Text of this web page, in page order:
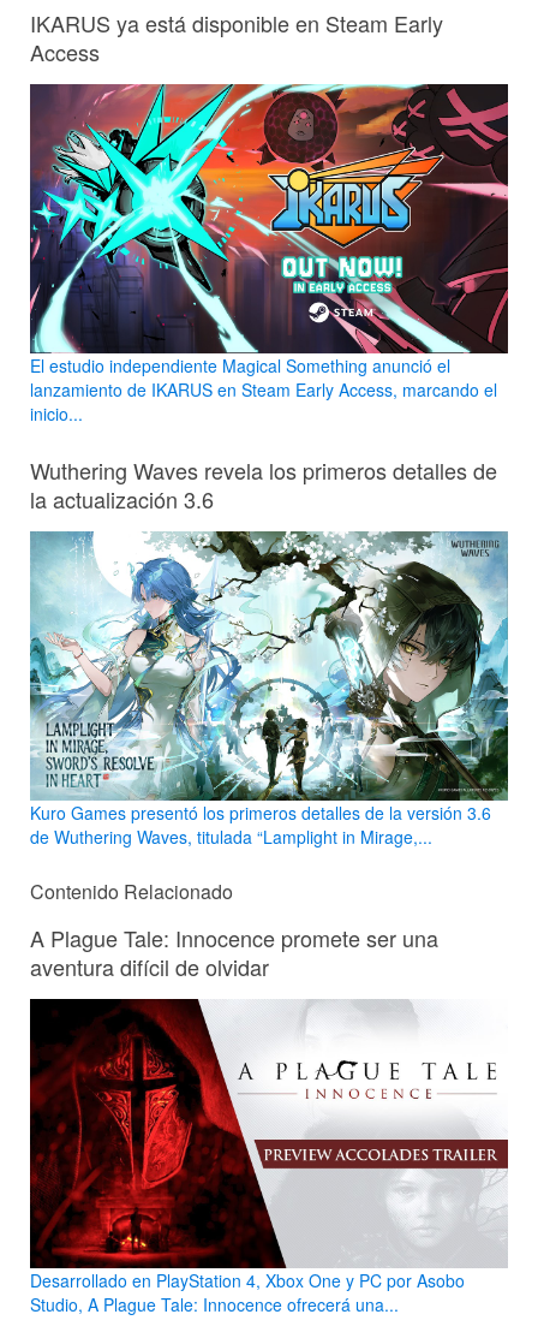
IKARUS ya está disponible en Steam Early
Access
El estudio independiente Magical Something anunció el
lanzamiento de IKARUS en Steam Early Access, marcando el
inicio...
Wuthering Waves revela los primeros detalles de
la actualización 3.6
Kuro Games presentó los primeros detalles de la versión 3.6
de Wuthering Waves, titulada “Lamplight in Mirage,...
Contenido Relacionado
A Plague Tale: Innocence promete ser una
aventura difícil de olvidar
Desarrollado en PlayStation 4, Xbox One y PC por Asobo
Studio, A Plague Tale: Innocence ofrecerá una...